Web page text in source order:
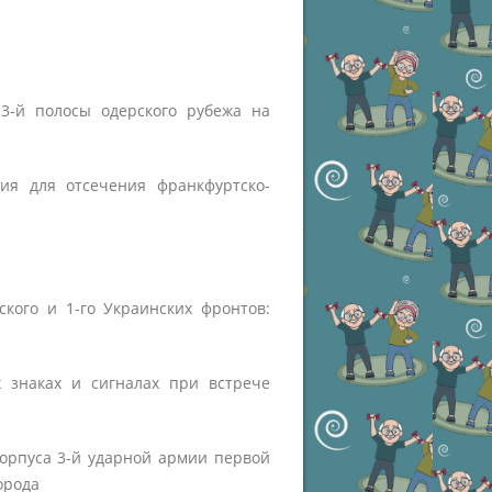
й полосы одерского рубежа на
для отсечения франкфуртско-
и 1-го Украинских фронтов:
и сигналах при встрече
3-й ударной армии первой